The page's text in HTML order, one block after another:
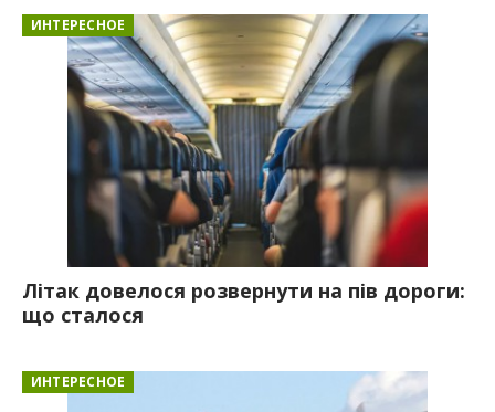
ИНТЕРЕСНОЕ
Літак довелося розвернути на пів дороги:
що сталося
ИНТЕРЕСНОЕ